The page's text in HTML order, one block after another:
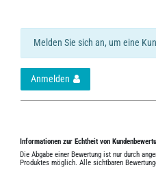
Melden Sie sich an, um eine
Anmelden
Informationen zur Echtheit von
Die Abgabe einer Bewertung ist nur durch
Produktes möglich. Alle sichtbaren